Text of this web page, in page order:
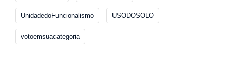
UnidadedoFuncionalismo USODOSOLO
votoemsuacategoria